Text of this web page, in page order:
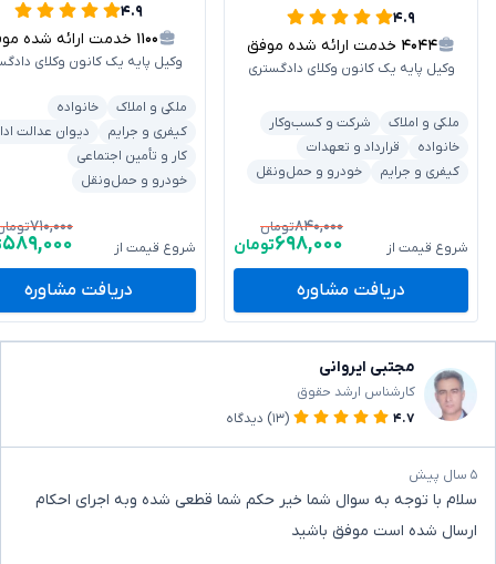
۴.۹
۴۰۴۴ خدمت ارائه شده موفق
وکیل پایه یک کانون وکلای دادگستری
ملکی و املاک
شرکت و کسب‌وکار
خانواده
قرارداد و تعهدات
کیفری و جرایم
خودرو و حمل‌ونقل
شروع قیمت از
۸۴۰,۰۰۰تومان
۶۹۸,۰۰۰تومان
دریافت مشاوره
۴.۹
۱۱۰۰ خدمت ارائه شده موفق
وکیل پایه یک کانون وکلای
ملکی و املاک
خانواده
کیفری و جرایم
دیوان عدالت
کار و تأمین اجتماعی
خودرو و حمل‌ونقل
شروع قیمت از
۷۱۰,۰۰۰
۵۸۹,۰۰۰
دریافت مشاوره
مجتبی ایروانی
کارشناس ارشد حقوق
۴.۷
(۱۳) دیدگاه
۵ سال پیش
سلام با توجه به سوال شما خیر حکم شما قطعی شده وبه اجرای احکام
ارسال شده است موفق باشید